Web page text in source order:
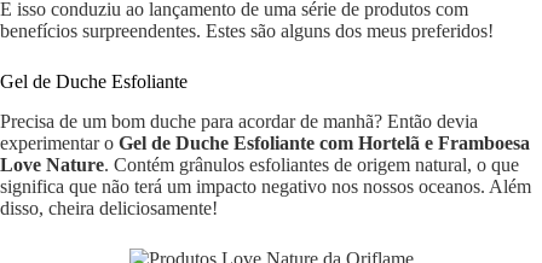
E isso conduziu ao lançamento de uma série de produtos com
benefícios surpreendentes. Estes são alguns dos meus preferidos!
Gel de Duche Esfoliante
Precisa de um bom duche para acordar de manhã? Então devia
experimentar o Gel de Duche Esfoliante com Hortelã e Framboesa
Love Nature. Contém grânulos esfoliantes de origem natural, o que
significa que não terá um impacto negativo nos nossos oceanos. Além
disso, cheira deliciosamente!